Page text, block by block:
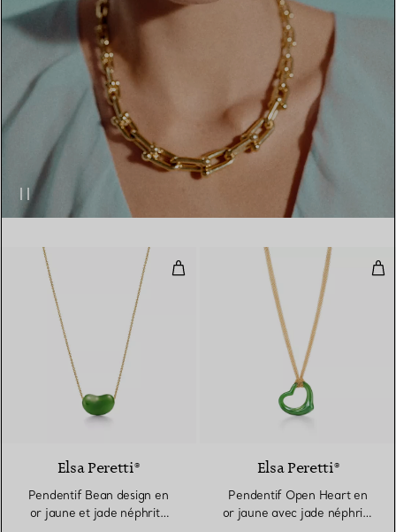
Pendentif Bean design en or
Elsa Peretti®
Pendentif Bean design en
or jaune et jade néphrite
Elsa Peretti®
Pendentif Open Heart en
or jaune avec jade néphrite